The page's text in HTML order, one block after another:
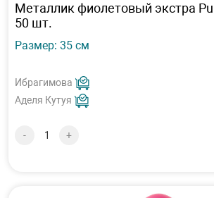
Металлик фиолетовый экстра
50 шт.
Размер: 35 см
Ибрагимова
Аделя Кутуя
- +